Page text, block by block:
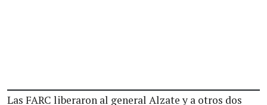
Las FARC liberaron al general Alzate y a otros dos